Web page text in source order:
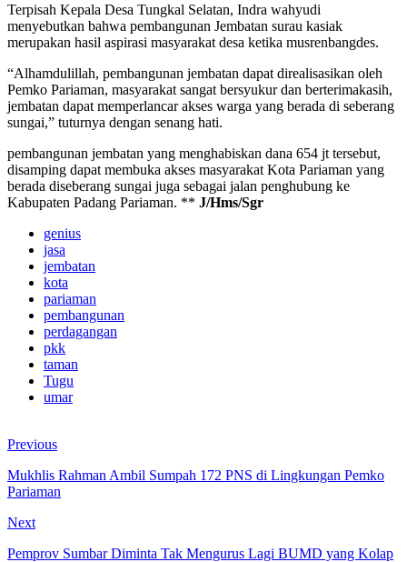
Terpisah Kepala Desa Tungkal Selatan, Indra wahyudi
menyebutkan bahwa pembangunan Jembatan surau kasiak
merupakan hasil aspirasi masyarakat desa ketika musrenbangdes.
“Alhamdulillah, pembangunan jembatan dapat direalisasikan oleh
Pemko Pariaman, masyarakat sangat bersyukur dan berterimakasih,
jembatan dapat memperlancar akses warga yang berada di seberang
sungai,” tuturnya dengan senang hati.
pembangunan jembatan yang menghabiskan dana 654 jt tersebut,
disamping dapat membuka akses masyarakat Kota Pariaman yang
berada diseberang sungai juga sebagai jalan penghubung ke
Kabupaten Padang Pariaman. ** J/Hms/Sgr
genius
jasa
jembatan
kota
pariaman
pembangunan
perdagangan
pkk
taman
Tugu
umar
Previous
Mukhlis Rahman Ambil Sumpah 172 PNS di Lingkungan Pemko
Pariaman
Next
Pemprov Sumbar Diminta Tak Mengurus Lagi BUMD yang Kolap